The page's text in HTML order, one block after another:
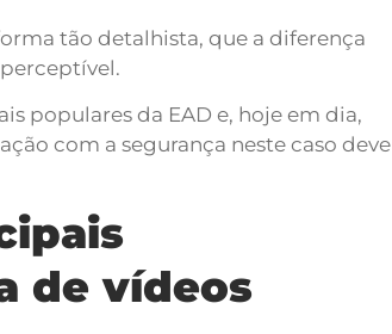
tão detalhista, que a diferença
populares da EAD e, hoje em dia,
com a segurança neste caso deve
de vídeos